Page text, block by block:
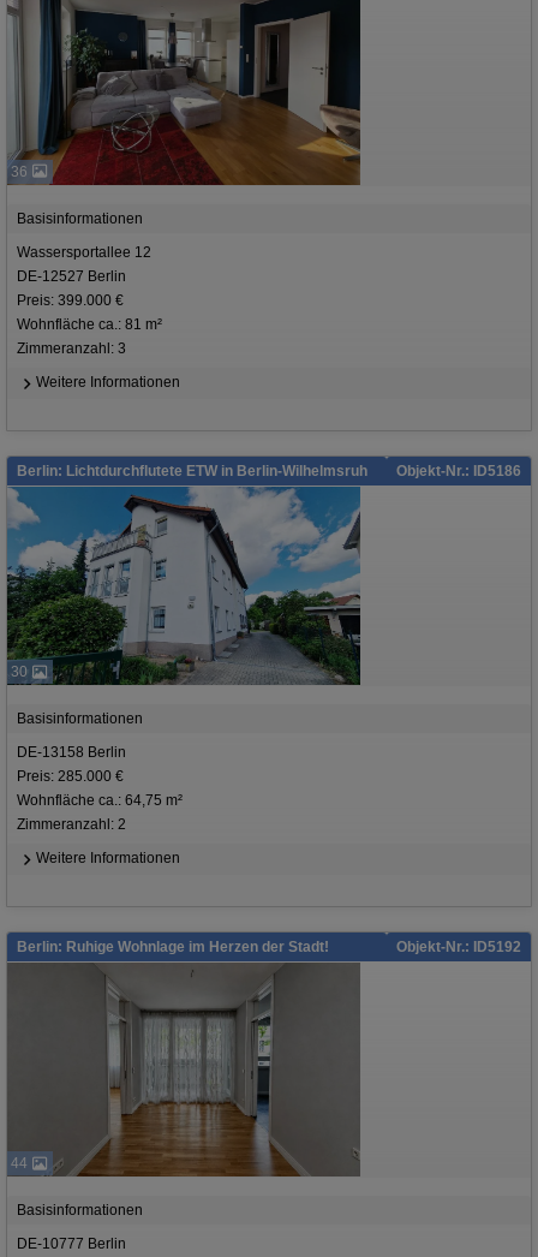
36
Basisinformationen
Wassersportallee 12
DE-12527 Berlin
Preis: 399.000 €
Wohnfläche ca.: 81 m²
Zimmeranzahl: 3
Weitere Informationen
Berlin: Lichtdurchflutete ETW in Berlin-Wilhelmsruh Objekt-Nr.: ID5186
30
Basisinformationen
DE-13158 Berlin
Preis: 285.000 €
Wohnfläche ca.: 64,75 m²
Zimmeranzahl: 2
Weitere Informationen
Berlin: Ruhige Wohnlage im Herzen der Stadt! Objekt-Nr.: ID5192
44
Basisinformationen
DE-10777 Berlin